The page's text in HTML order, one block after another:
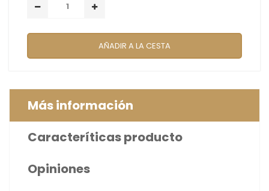
AÑADIR A LA CESTA
Más información
Caracteríticas producto
Opiniones